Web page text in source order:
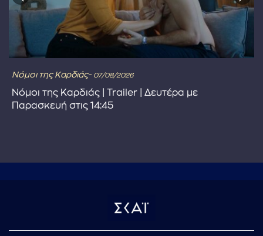
Νόμοι της Καρδιάς- 07/08/2026
Νόμοι της Καρδιάς | Trailer | Δευτέρα με
Παρασκευή στις 14:45